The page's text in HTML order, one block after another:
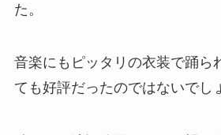
た。
音楽にもピッタリの衣装で踊ら
ても好評だったのではないでし